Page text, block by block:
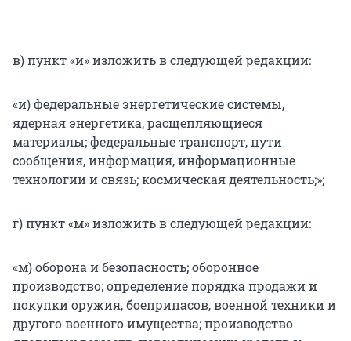
в) пункт «и» изложить в следующей редакции:
«и) федеральные энергетические системы,
ядерная энергетика, расщепляющиеся
материалы; федеральные транспорт, пути
сообщения, информация, информационные
технологии и связь; космическая деятельность;»;
г) пункт «м» изложить в следующей редакции:
«м) оборона и безопасность; оборонное
производство; определение порядка продажи и
покупки оружия, боеприпасов, военной техники и
другого военного имущества; производство